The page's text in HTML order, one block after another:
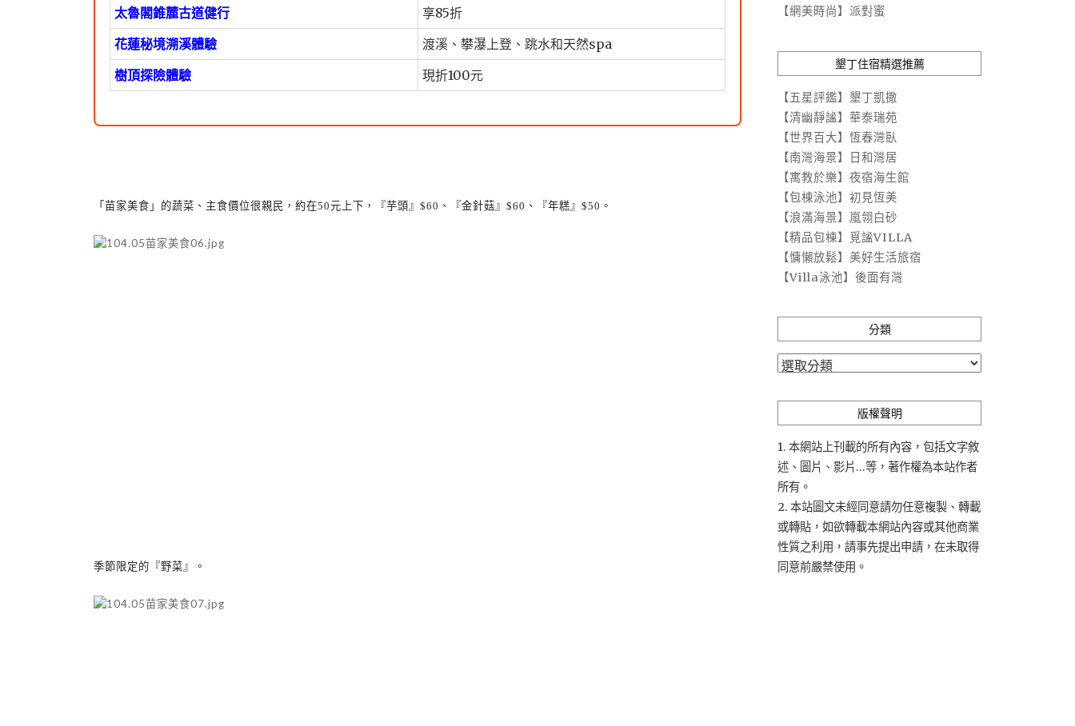
太魯閣錐麓古道健行
享85折
花蓮秘境溯溪體驗
渡溪、攀瀑上登、跳水和天然spa
樹頂探險體驗
現折100元
「苗家美食」的蔬菜、主食價位很親民，約在50元上下，『芋頭』 $60 、『金針菇』 $60 、『年糕』 $50 。
季節限定的『野菜』。
【網美時尚】派對蜜
墾丁住宿精選推薦
【五星評鑑】墾丁凱撒
【清幽靜謐】華泰瑞苑
【世界百大】恆春灣臥
【南灣海景】日和灣居
【寓教於樂】夜宿海生館
【包棟泳池】初見恆美
【浪滿海景】嵐翎白砂
【精品包棟】覓謐VILLA
【慵懶放鬆】美好生活旅宿
【Villa泳池】後面有灣
分類
分
版權聲明
1. 本網站上刊載的所有內容，包括文字敘
述、圖片、影片...等，著作權為本站作者
所有。
2. 本站圖文未經同意請勿任意複製、轉載
或轉貼，如欲轉載本網站內容或其他商業
性質之利用，請事先提出申請，在未取得
同意前嚴禁使用。